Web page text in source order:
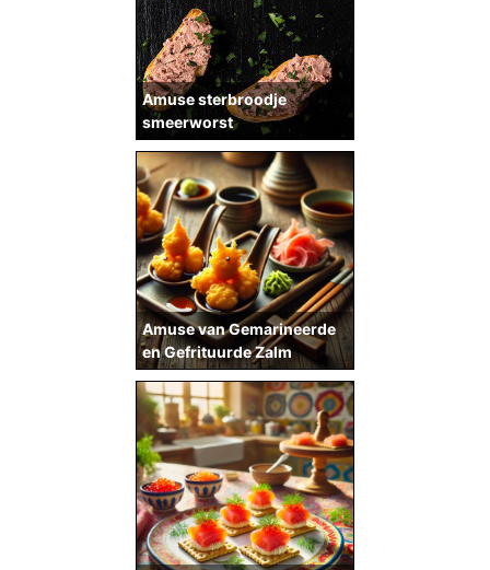
Amuse sterbroodje
smeerworst
Amuse van Gemarineerde
en Gefrituurde Zalm